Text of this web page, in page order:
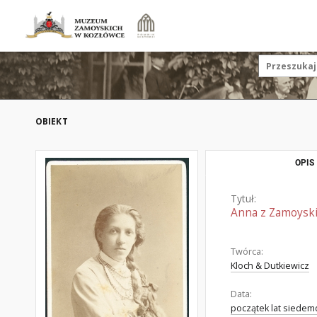
OBIEKT
OPIS
Tytuł:
Anna z
Twórca:
Kloch & Dutkiewicz
Data:
początek lat